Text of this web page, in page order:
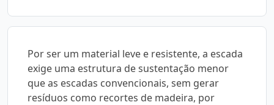
Por ser um material leve e resistente, a escada
exige uma estrutura de sustentação menor
que as escadas convencionais, sem gerar
resíduos como recortes de madeira, por